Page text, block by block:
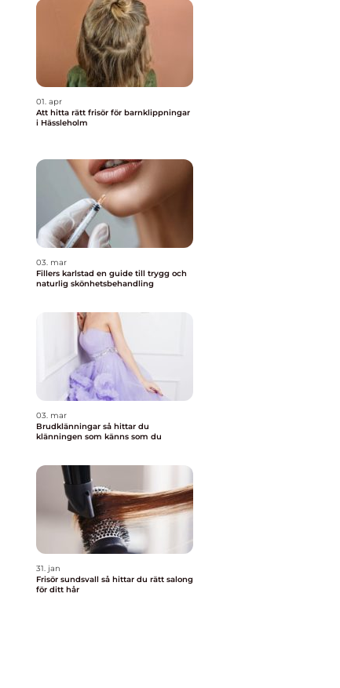
01. apr
Att hitta rätt frisör för barnklippningar
i Hässleholm
03. mar
Fillers karlstad en guide till trygg och
naturlig skönhetsbehandling
03. mar
Brudklänningar så hittar du
klänningen som känns som du
31. jan
Frisör sundsvall så hittar du rätt salong
för ditt hår